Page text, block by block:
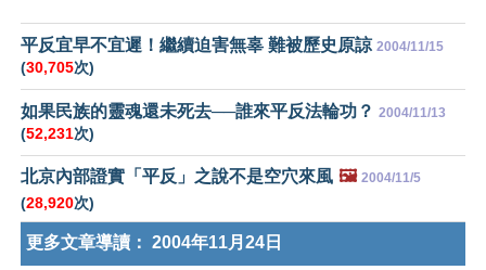
平反宜早不宜遲！繼續迫害無辜 難被歷史原諒 2004/11/15
(30,705次)
如果民族的靈魂還未死去──誰來平反法輪功？ 2004/11/13
(52,231次)
北京內部證實「平反」之說不是空穴來風 🖼️ 2004/11/5
(28,920次)
更多文章導讀： 2004年11月24日